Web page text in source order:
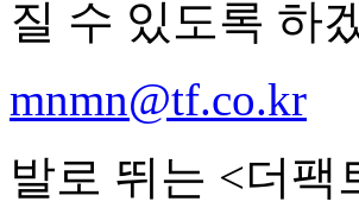
질 수 있도록 하
mnmn@tf.co.kr
발로 뛰는 <더팩